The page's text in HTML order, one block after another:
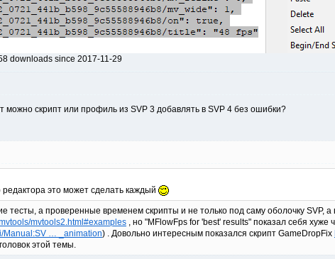
downloads since 2017-11-29
можно скрипт или профиль из SVP 3 добавлять в SVP 4 без ошибки?
редактора это может сделать каждый
тесты, а проверенные временем скрипты и не только под саму оболочку
mvtools2.html#examples , но "MFlowFps for 'best' results" показал себя
Manual:SV … _animation) . Довольно интересным показался скрипт GameDropFix
этой темы.